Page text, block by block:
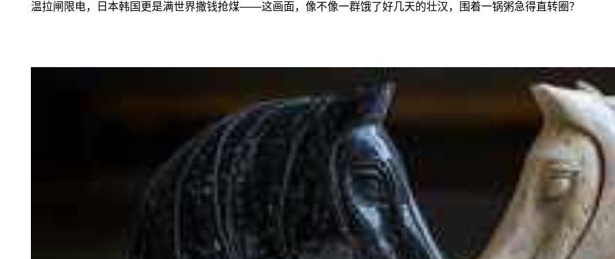
温拉闸限电，日本韩国更是满世界撒钱抢煤——这画面，像不像一群饿了好几天的壮汉，围着一锅粥急得直转圈？